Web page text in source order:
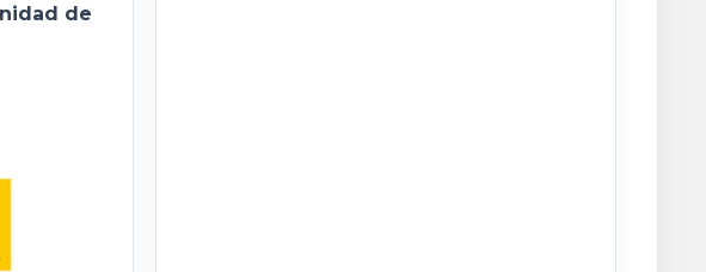
de